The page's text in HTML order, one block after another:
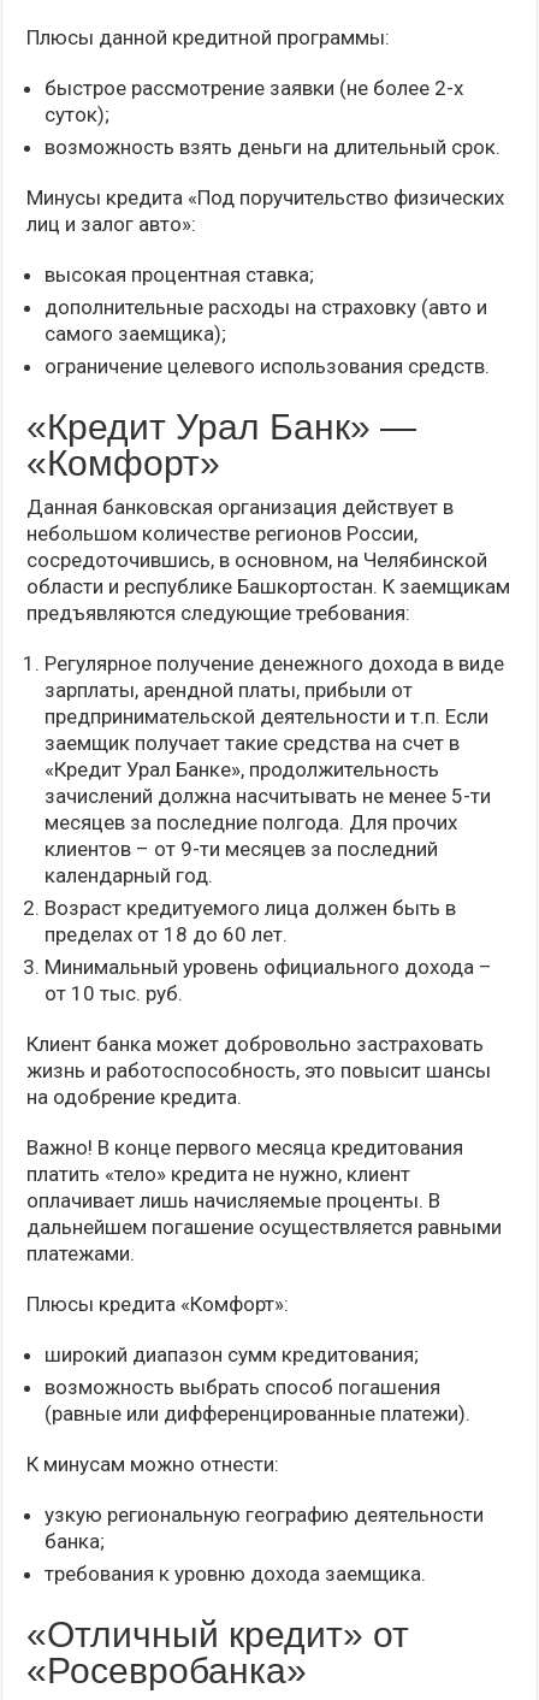
Плюсы данной кредитной программы:
быстрое рассмотрение заявки (не более 2-х
суток);
возможность взять деньги на длительный срок.
Минусы кредита «Под поручительство физических
лиц и залог авто»:
высокая процентная ставка;
дополнительные расходы на страховку (авто и
самого заемщика);
ограничение целевого использования средств.
«Кредит Урал Банк» —
«Комфорт»
Данная банковская организация действует в
небольшом количестве регионов России,
сосредоточившись, в основном, на Челябинской
области и республике Башкортостан. К заемщикам
предъявляются следующие требования:
Регулярное получение денежного дохода в виде
зарплаты, арендной платы, прибыли от
предпринимательской деятельности и т.п. Если
заемщик получает такие средства на счет в
«Кредит Урал Банке», продолжительность
зачислений должна насчитывать не менее 5-ти
месяцев за последние полгода. Для прочих
клиентов – от 9-ти месяцев за последний
календарный год.
Возраст кредитуемого лица должен быть в
пределах от 18 до 60 лет.
Минимальный уровень официального дохода –
от 10 тыс. руб.
Клиент банка может добровольно застраховать
жизнь и работоспособность, это повысит шансы
на одобрение кредита.
Важно! В конце первого месяца кредитования
платить «тело» кредита не нужно, клиент
оплачивает лишь начисляемые проценты. В
дальнейшем погашение осуществляется равными
платежами.
Плюсы кредита «Комфорт»:
широкий диапазон сумм кредитования;
возможность выбрать способ погашения
(равные или дифференцированные платежи).
К минусам можно отнести:
узкую региональную географию деятельности
банка;
требования к уровню дохода заемщика.
«Отличный кредит» от
«Росевробанка»